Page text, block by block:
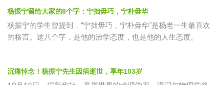
杨振宁留给大家的8个字：宁拙毋巧，宁朴毋华
杨振宁的学生曾提到，“宁拙毋巧，宁朴毋华”是杨老一生最喜欢
的格言。这八个字，是他的治学态度，也是他的人生态度。
沉痛悼念！杨振宁先生因病逝世，享年103岁